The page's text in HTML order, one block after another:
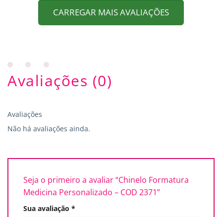
CARREGAR MAIS AVALIAÇÕES
Avaliações (0)
Avaliações
Não há avaliações ainda.
Seja o primeiro a avaliar “Chinelo Formatura
Medicina Personalizado – COD 2371”
Sua avaliação *